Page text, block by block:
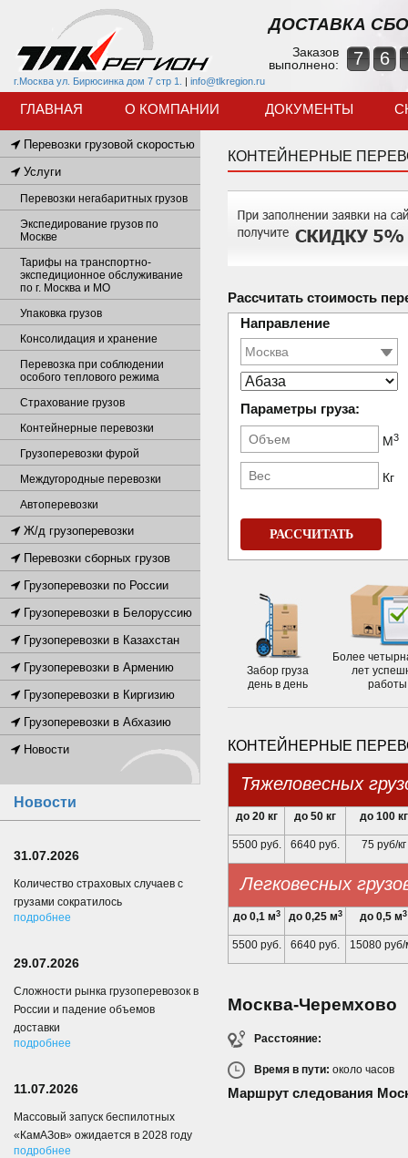
г.Москва ул. Бирюсинка дом 7 стр 1. | info@tlkregion.ru
ДОСТАВКА
Заказов
выполнено:
7 6
ГЛАВНАЯ О КОМПАНИИ ДОКУМЕНТЫ
КОНТЕЙНЕРНЫЕ
Рассчитать стоимость
Направление
Параметры груза:
М3
Кг
РАССЧИТАТЬ
Забор груза
день в день
Более
лет
работы
КОНТЕЙНЕРНЫЕ
Тяжеловесных
до 20 кг до 50 кг до 100 кг
5500 руб. 6640 руб. 75 руб/кг
Легковесных
до 0,1 м3 до 0,25 м3 до 0,5 м3
5500 руб. 6640 руб. 15080
Москва-Черемхово
Расстояние:
Время в пути: около часов
Маршрут следования
Перевозки грузовой скоростью
Услуги
Перевозки негабаритных грузов
Экспедирование грузов по
Москве
Тарифы на транспортно-
экспедиционное обслуживание
по г. Москва и МО
Упаковка грузов
Консолидация и хранение
Перевозка при соблюдении
особого теплового режима
Страхование грузов
Контейнерные перевозки
Грузоперевозки фурой
Междугородные перевозки
Автоперевозки
Ж/д грузоперевозки
Перевозки сборных грузов
Грузоперевозки по России
Грузоперевозки в Белоруссию
Грузоперевозки в Казахстан
Грузоперевозки в Армению
Грузоперевозки в Киргизию
Грузоперевозки в Абхазию
Новости
Новости
31.07.2026
Количество страховых случаев с
грузами сократилось
подробнее
29.07.2026
Сложности рынка грузоперевозок в
России и падение объемов
доставки
подробнее
11.07.2026
Массовый запуск беспилотных
«КамАЗов» ожидается в 2028 году
подробнее